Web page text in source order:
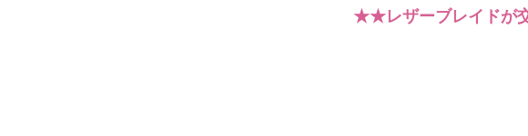
★★レザーブレイドが